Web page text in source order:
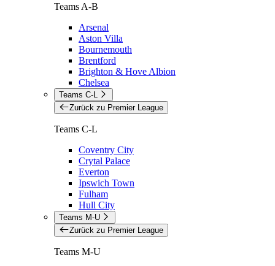
Teams A-B
Arsenal
Aston Villa
Bournemouth
Brentford
Brighton & Hove Albion
Chelsea
Teams C-L
Zurück zu Premier League
Teams C-L
Coventry City
Crytal Palace
Everton
Ipswich Town
Fulham
Hull City
Teams M-U
Zurück zu Premier League
Teams M-U